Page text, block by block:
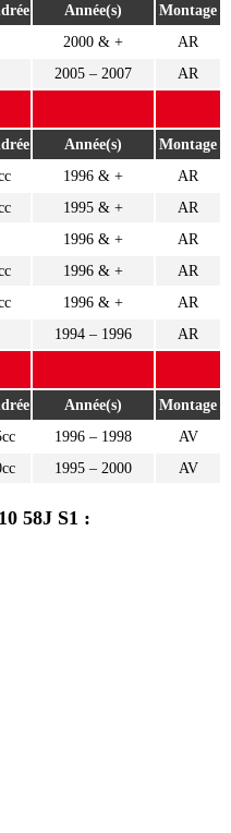
Année(s)
Montage
2000 & +
AR
2005 – 2007 AR
Année(s)
Montage
1996 & +
AR
1995 & +
AR
1996 & +
AR
1996 & +
AR
1996 & +
AR
1994 – 1996 AR
Année(s)
Montage
1996 – 1998
AV
1995 – 2000 AV
58J S1 :